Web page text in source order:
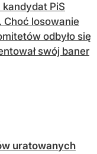
kandydat PiS
Choć losowanie
odbyło się
swój baner
uratowanych